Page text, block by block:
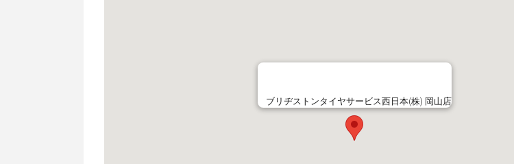
ブリヂストンタイヤサービス西日本(株) 岡山店